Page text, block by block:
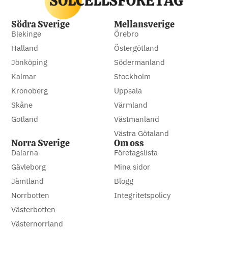
Södra Sverige
Blekinge
Halland
Jönköping
Kalmar
Kronoberg
Skåne
Gotland
Mellansverige
Örebro
Östergötland
Södermanland
Stockholm
Uppsala
Värmland
Västmanland
Västra Götaland
Norra Sverige
Dalarna
Gävleborg
Jämtland
Norrbotten
Västerbotten
Västernorrland
Om oss
Företagslista
Mina sidor
Blogg
Integritetspolicy